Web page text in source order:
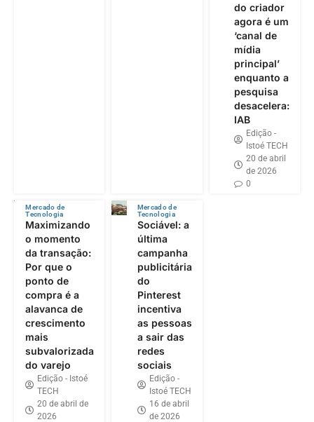
do criador
agora é um
‘canal de
mídia
principal’
enquanto a
pesquisa
desacelera:
IAB
Edição -
Istoé TECH
20 de abril
de 2026
0
Mercado de
Tecnologia
Maximizando
o momento
da transação:
Por que o
ponto de
compra é a
alavanca de
crescimento
mais
subvalorizada
do varejo
Edição - Istoé
TECH
20 de abril de
2026
Mercado de
Tecnologia
Sociável: a
última
campanha
publicitária
do
Pinterest
incentiva
as pessoas
a sair das
redes
sociais
Edição -
Istoé TECH
16 de abril
de 2026